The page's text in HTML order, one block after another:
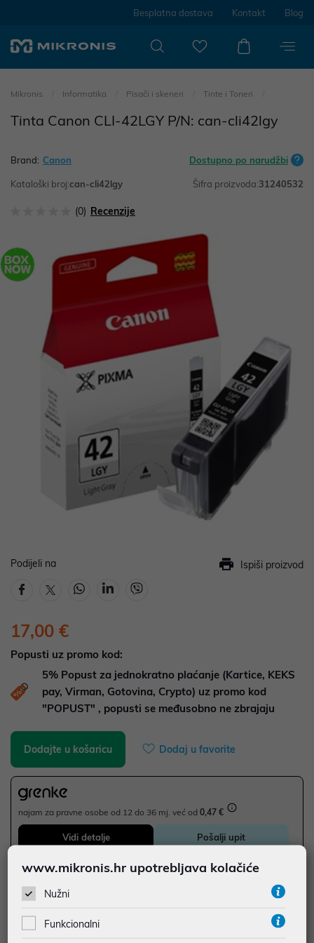
Besplatna dostava Kontakt Blog
Mikronis Informatika Pisači i skeneri Tinte i Toneri
Tinta Canon CLI-42LGY P/N: can-cli42lgy
Brand: Canon Dostupno po narudžbi
Kataloški broj:can-cli42lgy Šifra proizvoda:31240532
(0) Recenzije
Podijeli na Ispiši proizvod
17,00 €
Popusti uz promo kod:
5% Popust za jednokratno plaćanje (Kartice, KEKS
pay, Virman, Gotovina, Crypto) uz promo kod
"POPUST" , popusti se međusobno ne zbrajaju
Dodajte u košaricu Dodaj u favorite
najam za pravne osobe od 12 do 36 mj. već od 0,47 €
Vidi detalje Pošalji upit
SIGURNA KUPOVINA
BESPLATNA DOSTAVA ZA NARUDŽBE IZNAD 66,36€
www.mikronis.hr upotrebljava kolačiće
Nužni
Funkcionalni